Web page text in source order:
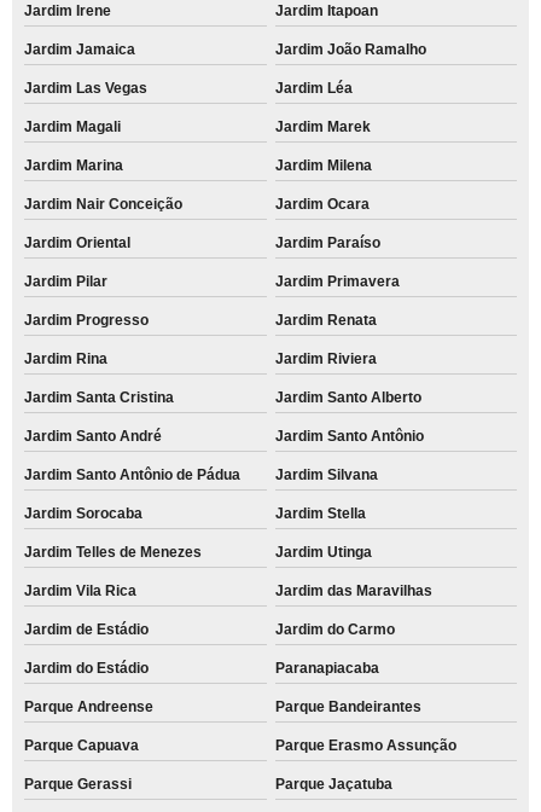
Jardim Irene Jardim Itapoan
Jardim Jamaica Jardim João Ramalho
Jardim Las Vegas Jardim Léa
Jardim Magali Jardim Marek
Jardim Marina Jardim Milena
Jardim Nair Conceição Jardim Ocara
Jardim Oriental Jardim Paraíso
Jardim Pilar Jardim Primavera
Jardim Progresso Jardim Renata
Jardim Rina Jardim Riviera
Jardim Santa Cristina Jardim Santo Alberto
Jardim Santo André Jardim Santo Antônio
Jardim Santo Antônio de Pádua Jardim Silvana
Jardim Sorocaba Jardim Stella
Jardim Telles de Menezes Jardim Utinga
Jardim Vila Rica Jardim das Maravilhas
Jardim de Estádio Jardim do Carmo
Jardim do Estádio Paranapiacaba
Parque Andreense Parque Bandeirantes
Parque Capuava Parque Erasmo Assunção
Parque Gerassi Parque Jaçatuba